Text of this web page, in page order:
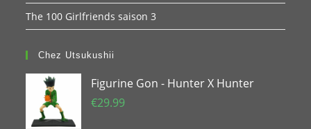
The 100 Girlfriends saison 3
Chez Utsukushii
Figurine Gon - Hunter X Hunter
€29.99